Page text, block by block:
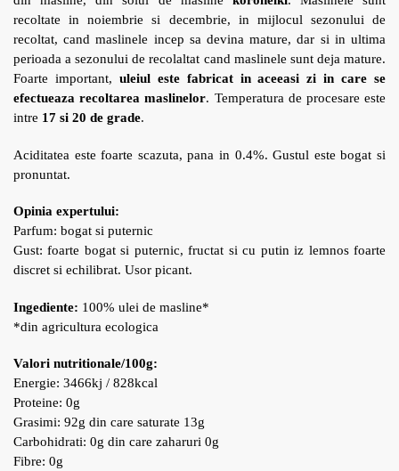
recoltate in noiembrie si decembrie, in mijlocul sezonului de
recoltat, cand maslinele incep sa devina mature, dar si in ultima
perioada a sezonului de recolaltat cand maslinele sunt deja mature.
Foarte important, uleiul este fabricat in aceeasi zi in care se
efectueaza recoltarea maslinelor. Temperatura de procesare este
intre 17 si 20 de grade.
Aciditatea este foarte scazuta, pana in 0.4%. Gustul este bogat si
pronuntat.
Opinia expertului:
Parfum: bogat si puternic
Gust: foarte bogat si puternic, fructat si cu putin iz lemnos foarte
discret si echilibrat. Usor picant.
Ingediente: 100% ulei de masline*
*din agricultura ecologica
Valori nutritionale/100g:
Energie: 3466kj / 828kcal
Proteine: 0g
Grasimi: 92g din care saturate 13g
Carbohidrati: 0g din care zaharuri 0g
Fibre: 0g